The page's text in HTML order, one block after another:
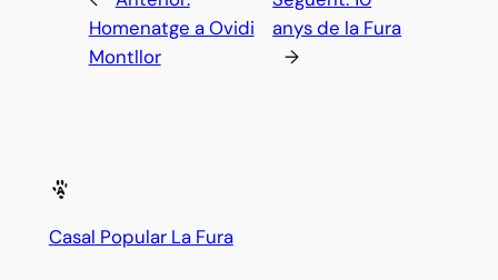
Homenatge a Ovidi
Montllor
anys de la Fura
→
Casal Popular La Fura